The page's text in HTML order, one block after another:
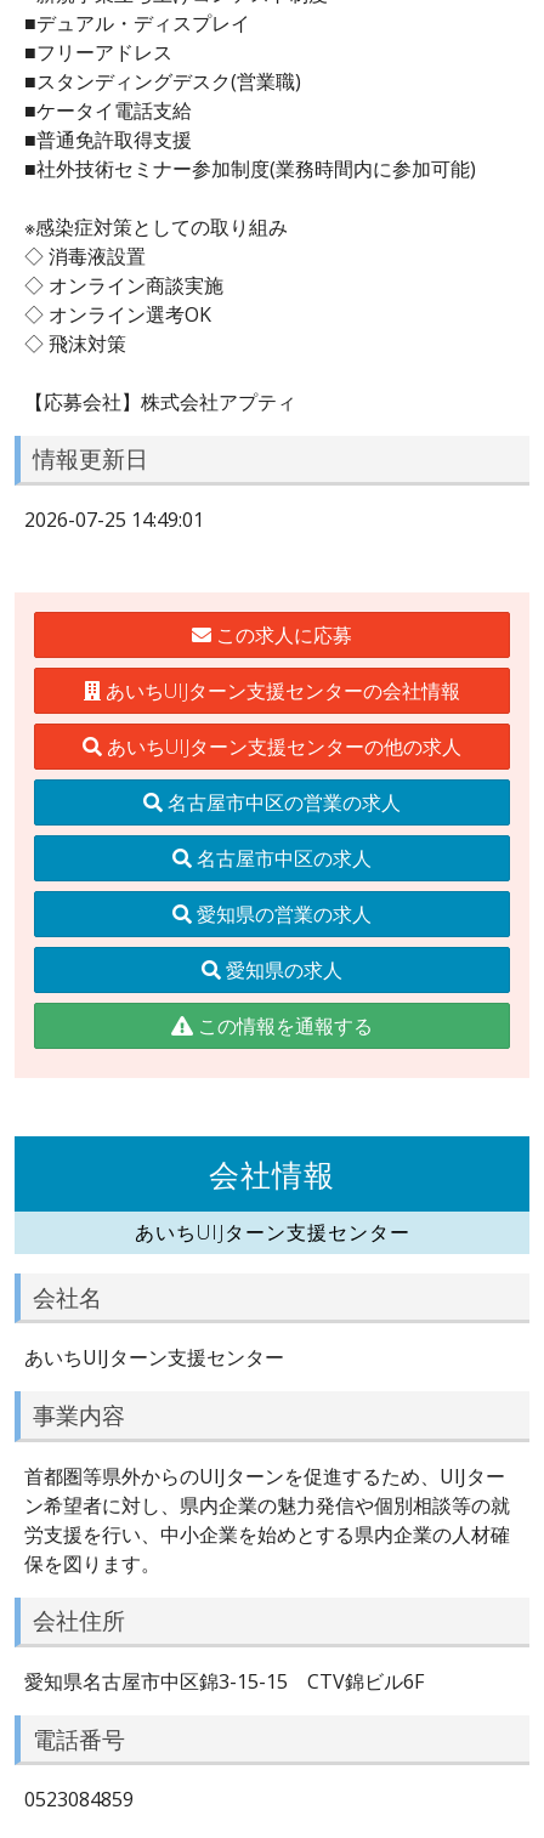
■デュアル・ディスプレイ
■フリーアドレス
■スタンディングデスク(営業職)
■ケータイ電話支給
■普通免許取得支援
■社外技術セミナー参加制度(業務時間内に参加可能)
※感染症対策としての取り組み
◇ 消毒液設置
◇ オンライン商談実施
◇ オンライン選考OK
◇ 飛沫対策
【応募会社】株式会社アプティ
情報更新日
2026-07-25 14:49:01
この求人に応募
あいちUIJターン支援センターの会社情報
あいちUIJターン支援センターの他の求人
名古屋市中区の営業の求人
名古屋市中区の求人
愛知県の営業の求人
愛知県の求人
この情報を通報する
会社情報
あいちUIJターン支援センター
会社名
あいちUIJターン支援センター
事業内容
首都圏等県外からのUIJターンを促進するため、UIJター
ン希望者に対し、県内企業の魅力発信や個別相談等の就
労支援を行い、中小企業を始めとする県内企業の人材確
保を図ります。
会社住所
愛知県名古屋市中区錦3-15-15 CTV錦ビル6F
電話番号
0523084859